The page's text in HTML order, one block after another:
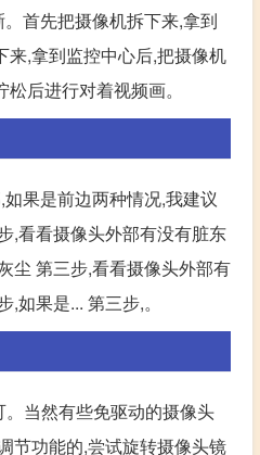
首先把摄像机拆下来,拿到
来,拿到监控中心后,把摄像机
后进行对着视频画。
果是前边两种情况,我建议
,看看摄像头外部有没有脏东
尘 第三步,看看摄像头外部有
果是... 第三步,。
当然有些免驱动的摄像头
节功能的,尝试旋转摄像头镜